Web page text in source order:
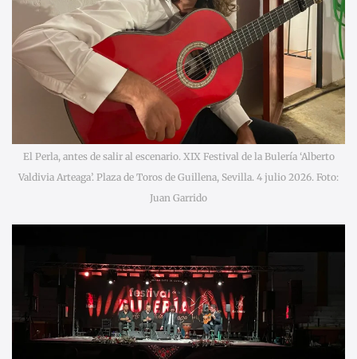
El Perla, antes de salir al escenario. XIX Festival de la Bulería ‘Alberto
Valdivia Arteaga’. Plaza de Toros de Guillena, Sevilla. 4 julio 2026. Foto:
Juan Garrido